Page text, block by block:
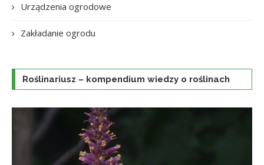
Urządzenia ogrodowe
Zakładanie ogrodu
Roślinariusz – kompendium wiedzy o roślinach